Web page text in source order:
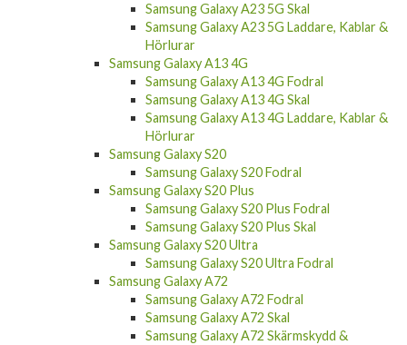
Samsung Galaxy A23 5G Skal
Samsung Galaxy A23 5G Laddare, Kablar &
Hörlurar
Samsung Galaxy A13 4G
Samsung Galaxy A13 4G Fodral
Samsung Galaxy A13 4G Skal
Samsung Galaxy A13 4G Laddare, Kablar &
Hörlurar
Samsung Galaxy S20
Samsung Galaxy S20 Fodral
Samsung Galaxy S20 Plus
Samsung Galaxy S20 Plus Fodral
Samsung Galaxy S20 Plus Skal
Samsung Galaxy S20 Ultra
Samsung Galaxy S20 Ultra Fodral
Samsung Galaxy A72
Samsung Galaxy A72 Fodral
Samsung Galaxy A72 Skal
Samsung Galaxy A72 Skärmskydd &